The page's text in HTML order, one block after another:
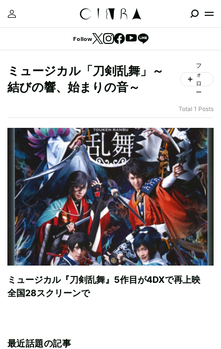
Follow
ミュージカル「刀剣乱舞」～
結びの響、始まりの音～
フ
ォ
ロ
ー
Total 1 Posts
ミュージカル『刀剣乱舞』5作目が4DXで再上映
全国28スクリーンで
最近話題の記事